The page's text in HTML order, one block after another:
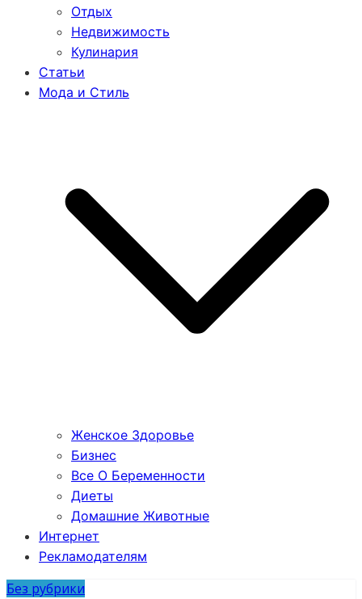
Отдых
Недвижимость
Кулинария
Статьи
Мода и Стиль
Женское Здоровье
Бизнес
Все О Беременности
Диеты
Домашние Животные
Интернет
Рекламодателям
Без рубрики